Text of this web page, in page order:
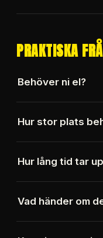
PRAKTISKA
Behöver ni el?
våra foodtrucks
Hur stor plats
bredd.
Hur lång tid tar
servering för
Vad händer om